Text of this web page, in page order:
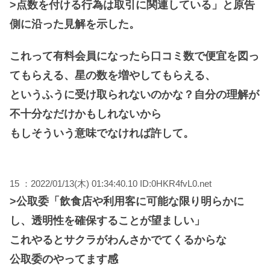
>点数を付ける行為は取引に関連している」と原告
側に沿った見解を示した。
これって有料会員になったら口コミ数で便宜を図っ
てもらえる、星の数を増やしてもらえる、
というふうに受け取られないのかな？自分の理解が
不十分なだけかもしれないから
もしそういう意味でなければ許して。
15 ：2022/01/13(木) 01:34:40.10 ID:0HKR4fvL0.net
>公取委「飲食店や利用客に可能な限り明らかに
し、透明性を確保することが望ましい」
これやるとサクラがわんさかでてくるからな
公取委のやってます感